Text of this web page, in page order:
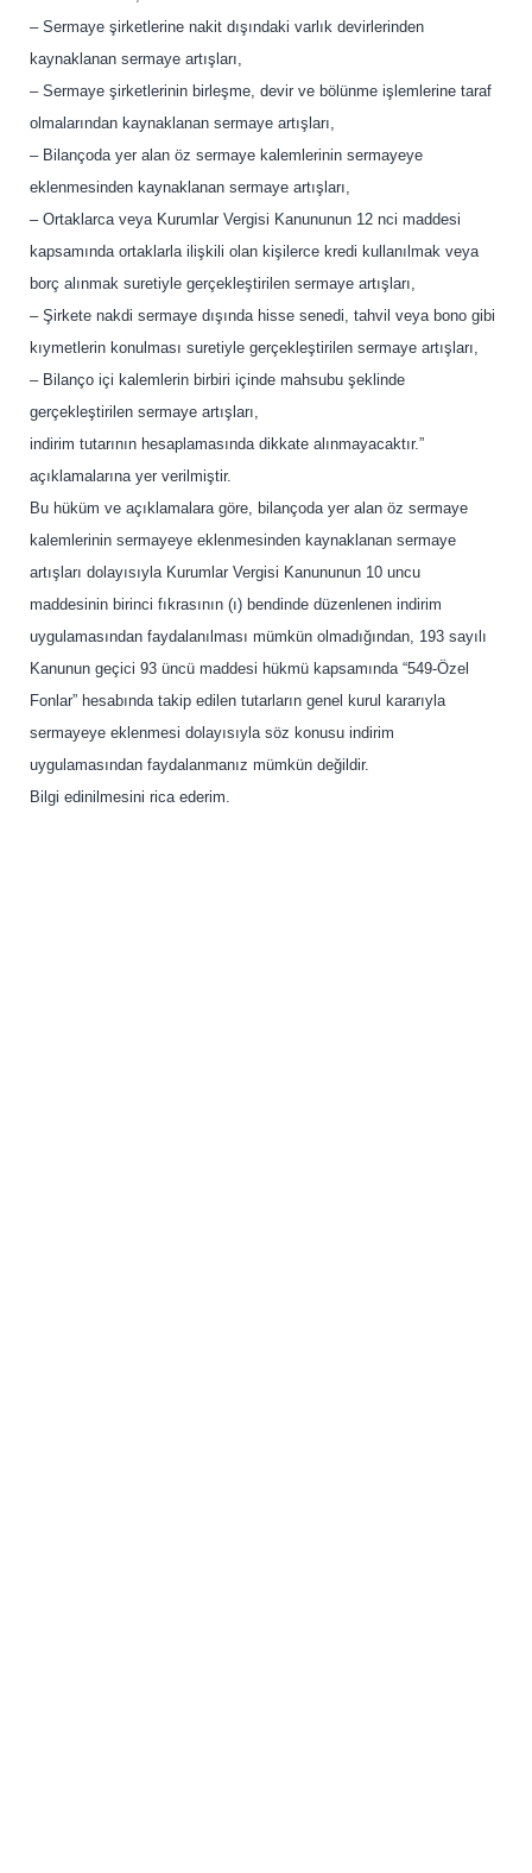
– Sermaye şirketlerine nakit dışındaki varlık devirlerinden
kaynaklanan sermaye artışları,
– Sermaye şirketlerinin birleşme, devir ve bölünme işlemlerine taraf
olmalarından kaynaklanan sermaye artışları,
– Bilançoda yer alan öz sermaye kalemlerinin sermayeye
eklenmesinden kaynaklanan sermaye artışları,
– Ortaklarca veya Kurumlar Vergisi Kanununun 12 nci maddesi
kapsamında ortaklarla ilişkili olan kişilerce kredi kullanılmak veya
borç alınmak suretiyle gerçekleştirilen sermaye artışları,
– Şirkete nakdi sermaye dışında hisse senedi, tahvil veya bono gibi
kıymetlerin konulması suretiyle gerçekleştirilen sermaye artışları,
– Bilanço içi kalemlerin birbiri içinde mahsubu şeklinde
gerçekleştirilen sermaye artışları,
indirim tutarının hesaplamasında dikkate alınmayacaktır.”
açıklamalarına yer verilmiştir.
Bu hüküm ve açıklamalara göre, bilançoda yer alan öz sermaye
kalemlerinin sermayeye eklenmesinden kaynaklanan sermaye
artışları dolayısıyla Kurumlar Vergisi Kanununun 10 uncu
maddesinin birinci fıkrasının (ı) bendinde düzenlenen indirim
uygulamasından faydalanılması mümkün olmadığından, 193 sayılı
Kanunun geçici 93 üncü maddesi hükmü kapsamında “549-Özel
Fonlar” hesabında takip edilen tutarların genel kurul kararıyla
sermayeye eklenmesi dolayısıyla söz konusu indirim
uygulamasından faydalanmanız mümkün değildir.
Bilgi edinilmesini rica ederim.